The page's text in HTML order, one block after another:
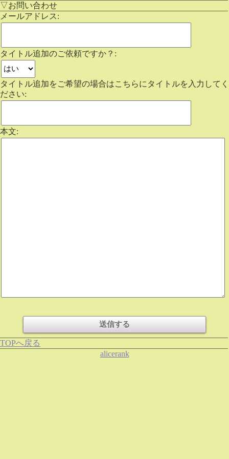
▽お問い合わせ
メールアドレス:
タイトル追加のご依頼ですか？:
タイトル追加をご希望の場合はこちらにタイトルを入力してく
ださい:
本文:
TOPへ戻る
alicerank